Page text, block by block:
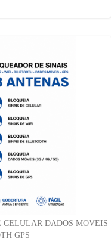
CELULAR DADOS MOVEIS
GPS